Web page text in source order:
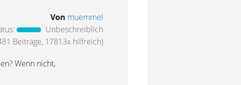
Von muemmel
Unbeschreiblich
Beiträge, 17813x hilfreich)
Wenn nicht,